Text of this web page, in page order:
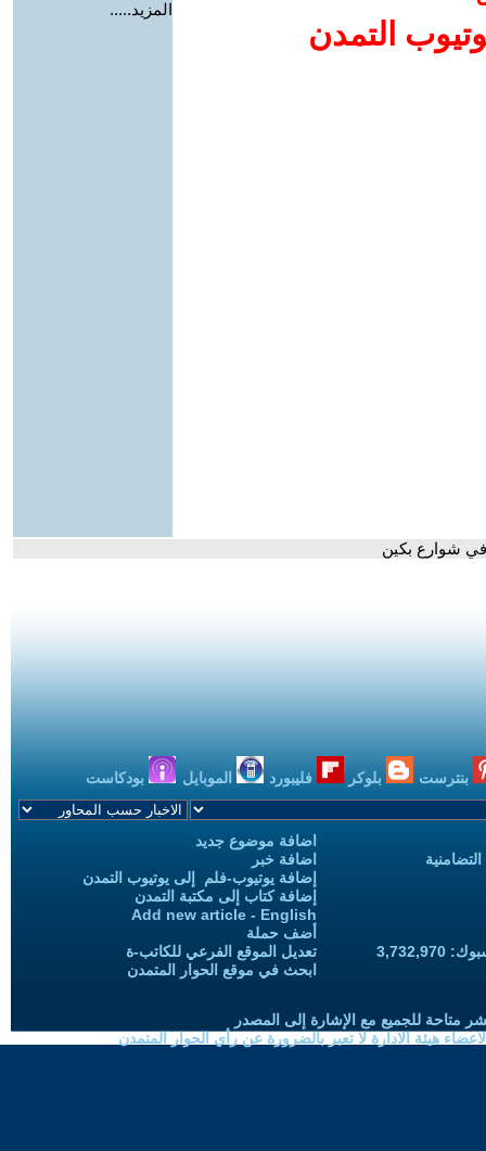
التمدن
المزيد.....
في شوارع بكين
بنترست بلوكر فليبورد الموبايل بودكاست
اضافة موضوع جديد
اضافة خبر
إضافة يوتيوب-فلم إلى يوتيوب التمدن
إضافة كتاب إلى مكتبة التمدن
Add new article - English
أضف حملة
تعديل الموقع الفرعي للكاتب-ة
ابحث في موقع الحوار المتمدن
متاحة للجميع مع الإشارة إلى المصدر
هيئة الادارة لا تعبر بالضرورة عن رأي الحوار المتمدن